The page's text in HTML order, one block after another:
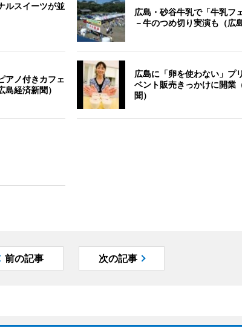
ルスイーツが並
広島・砂谷牛乳で「牛乳フ
－牛のつめ切り実演も（広
アノ付きカフェ
島経済新聞）
広島に「卵を使わない」プ
ベント販売きっかけに開業
聞）
前の記事 次の記事